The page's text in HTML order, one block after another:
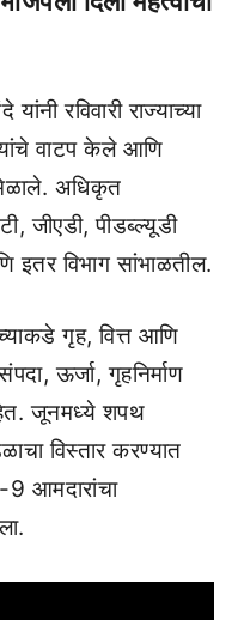
रविवारी राज्याच्या
वाटप केले आणि
अधिकृत
जीएडी, पीडब्ल्यूडी
इतर विभाग सांभाळतील.
गृह, वित्त आणि
ऊर्जा, गृहनिर्माण
जूनमध्ये शपथ
विस्तार करण्यात
आमदारांचा